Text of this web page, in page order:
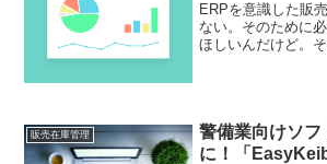
ERPを意識した販
ない。そのために
ほしいんだけど。
販売在庫管理
警備業向けソ
に！「